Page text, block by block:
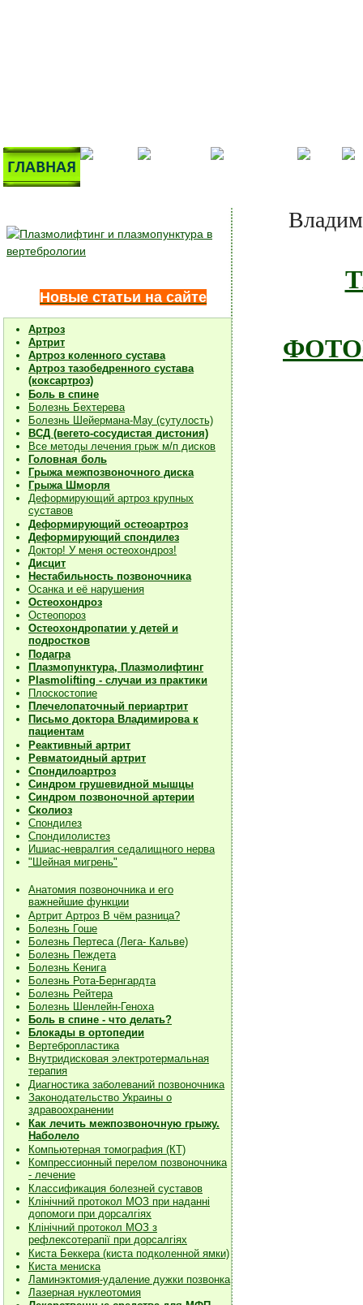
Новые статьи на сайте
Артроз
Артрит
Артроз коленного сустава
Артроз тазобедренного сустава
(коксартроз)
Боль в спине
Болезнь Бехтерева
Болезнь Шейермана-Мау (сутулость)
ВСД (вегето-сосудистая дистония)
Все методы лечения грыж м/п дисков
Головная боль
Грыжа межпозвоночного диска
Грыжа Шморля
Деформирующий артроз крупных
суставов
Деформирующий остеоартроз
Деформирующий спондилез
Доктор! У меня остеохондроз!
Дисцит
Нестабильность позвоночника
Осанка и её нарушения
Остеохондроз
Остеопороз
Остеохондропатии у детей и
подростков
Подагра
Плазмопунктура, Плазмолифтинг
Plasmolifting - случаи из практики
Плоскостопие
Плечелопаточный периартрит
Письмо доктора Владимирова к
пациентам
Реактивный артрит
Ревматоидный артрит
Спондилоартроз
Синдром грушевидной мышцы
Синдром позвоночной артерии
Сколиоз
Спондилез
Спондилолистез
Ишиас-невралгия седалищного нерва
"Шейная мигрень"
Анатомия позвоночника и его
важнейшие функции
Артрит Артроз В чём разница?
Болезнь Гоше
Болезнь Пертеса (Лега- Кальве)
Болезнь Пеждета
Болезнь Кенига
Болезнь Рота-Бернгардта
Болезнь Рейтера
Болезнь Шенлейн-Геноха
Боль в спине - что делать?
Блокады в ортопедии
Вертебропластика
Внутридисковая электротермальная
терапия
Диагностика заболеваний позвоночника
Законодательство Украины о
здравоохранении
Как лечить межпозвоночную грыжу.
Наболело
Компьютерная томография (КТ)
Компрессионный перелом позвоночника
- лечение
Классификация болезней суставов
Клiнiчний протокол МОЗ при наданнi
допомоги при дорсалгiях
Клiнiчний протокол МОЗ з
рефлексотерапiї при дорсалгіях
Киста Беккера (киста подколенной ямки)
Киста мениска
Ламинэктомия-удаление дужки позвонка
Лазерная нуклеотомия